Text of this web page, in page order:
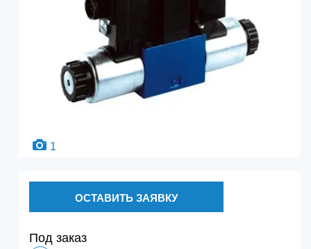
1
ОСТАВИТЬ ЗАЯВКУ
Под заказ